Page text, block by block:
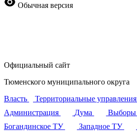
Обычная версия
Официальный сайт
Тюменского муниципального округа
Власть
Территориальные управления
Администрация
Дума Выборы
Богандинское ТУ
Западное ТУ